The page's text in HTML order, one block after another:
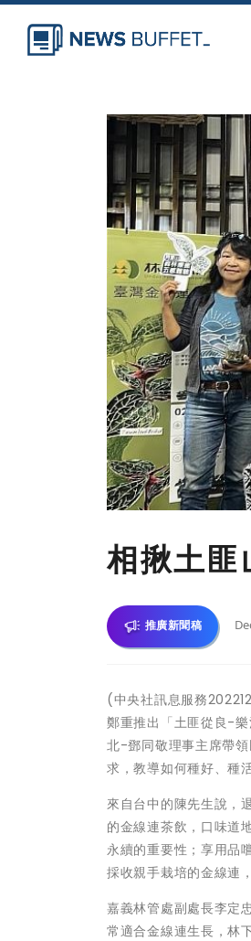
相揪土
推廣新聞稿
(中央社訊息服務
鄭重推出「土匪從良-
北-鄧同敬理事主席帶
求，教導如何種好、種
來自台中的陳先生說，
的金線連茶飲，口味道
永續的重要性；享用品
採收親手栽培的金線連
嘉義林管處副處長李定
常適合金線連生長，林